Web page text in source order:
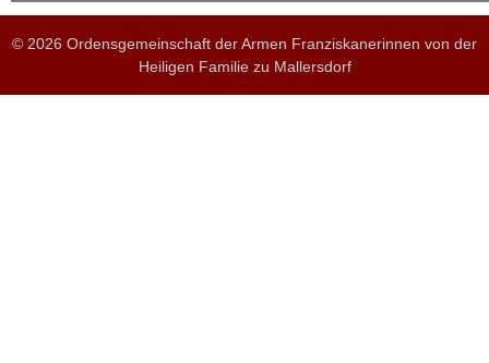
© 2026 Ordensgemeinschaft der Armen Franziskanerinnen von der
Heiligen Familie zu Mallersdorf